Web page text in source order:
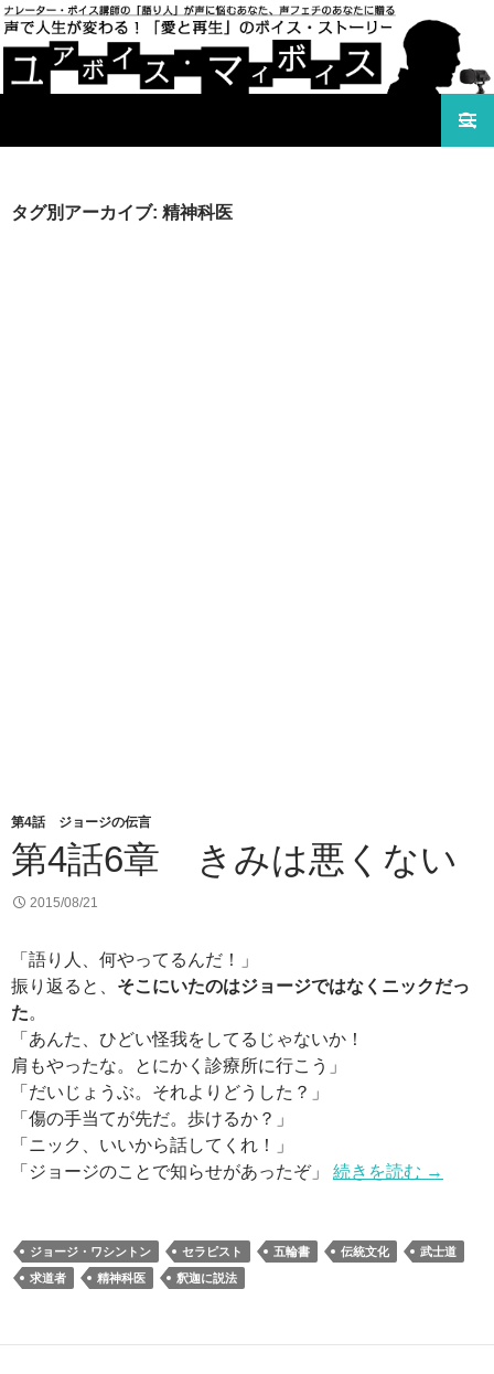
声で人生が変わる！「愛と再生」のボイス・ストーリ
タグ別アーカイブ: 精神科医
第4話 ジョージの伝言
第4話6章 きみは悪くない
2015/08/21
「語り人、何やってるんだ！」
振り返ると、 そこにいたのはジョージではなくニックだっ
た。
「あんた、ひどい怪我をしてるじゃないか！
肩もやったな。とにかく診療所に行こう」
「だいじょうぶ。それよりどうした？」
「傷の手当てが先だ。歩けるか？」
「ニック、いいから話してくれ！」
「ジョージのことで知らせがあったぞ」 続きを読む →
ジョージ・ワシントン セラピスト 五輪書 伝統文化
武士道
求道者
精神科医 釈迦に説法